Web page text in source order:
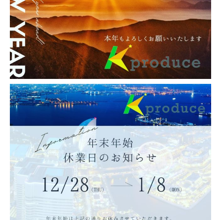
ス ウェブ担当者育成研修 特記事項 Kプロデュ
ースでは、群馬県太田市、伊勢崎市でジュエ
リ […]
1 2 »
K produce Instagram
k_produce_official